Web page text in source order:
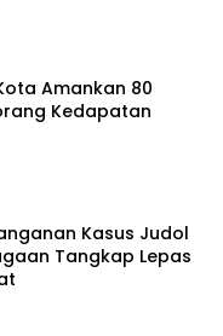
Amankan 80
Kedapatan
Kasus Judol
Tangkap Lepas